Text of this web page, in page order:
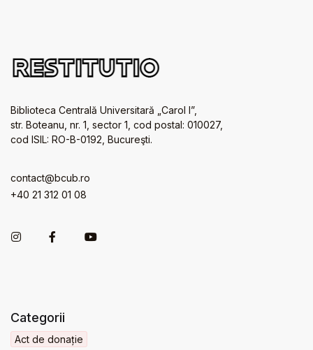
Biblioteca Centrală Universitară „Carol I”,
str. Boteanu, nr. 1, sector 1, cod postal: 010027,
cod ISIL: RO-B-0192, Bucureşti.
contact@bcub.ro
+40 21 312 01 08
Categorii
Act de donație